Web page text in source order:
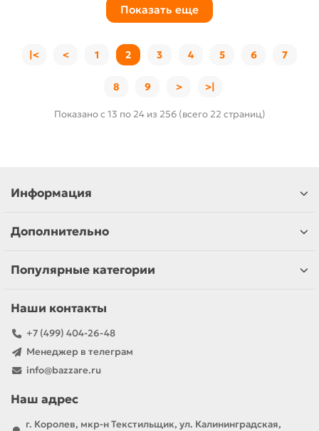
Показать еще
|< < 1 2 3 4 5 6 7
8 9 > >|
Показано с 13 по 24 из 256 (всего 22 страниц)
Информация
Дополнительно
Популярные категории
Наши контакты
+7 (499) 404-26-48
Менеджер в телеграм
info@bazzare.ru
Наш адрес
г. Королев, мкр-н Текстильщик, ул. Калининградская,